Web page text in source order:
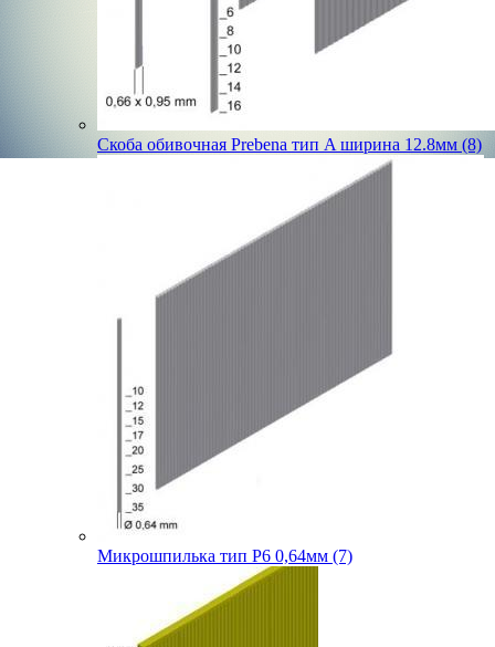
Скоба обивочная Prebena тип A ширина 12.8мм (8)
Микрошпилька тип P6 0,64мм (7)